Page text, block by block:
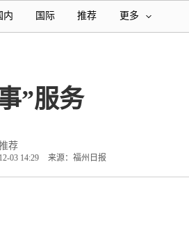
内 国际 推荐 更多
”服务
荐
03 14:29 来源：福州日报